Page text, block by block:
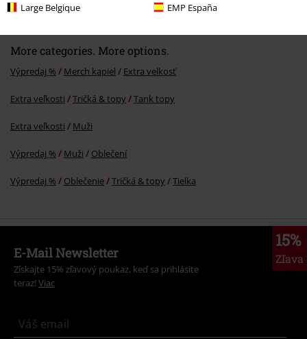
Large Belgique EMP España
More categories. More options.
Výpredaj % Merch kapiel Extra velkosť
Extra veľkosti Tričká & topy Tank topy
Extra veľkosti Muži
Výpredaj % Muži Oblečení
Výpredaj % Oblečenie Tričká & topy Tielka
15%
Zľava
E-Mail Newsletter
Získajte 15% zľavový poukaz, keď sa prihlásite
teraz! Viac